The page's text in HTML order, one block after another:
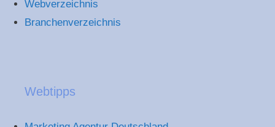
Webverzeichnis
Branchenverzeichnis
Webtipps